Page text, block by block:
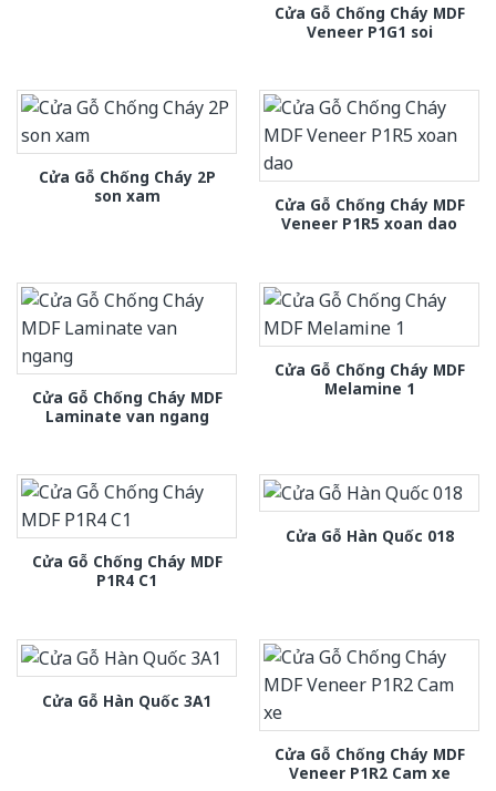
Cửa Gỗ Chống Cháy MDF
Veneer P1G1 soi
Cửa Gỗ Chống Cháy 2P
son xam
Cửa Gỗ Chống Cháy MDF
Veneer P1R5 xoan dao
Cửa Gỗ Chống Cháy MDF
Laminate van ngang
Cửa Gỗ Chống Cháy MDF
Melamine 1
Cửa Gỗ Chống Cháy MDF
P1R4 C1
Cửa Gỗ Hàn Quốc 018
Cửa Gỗ Hàn Quốc 3A1
Cửa Gỗ Chống Cháy MDF
Veneer P1R2 Cam xe